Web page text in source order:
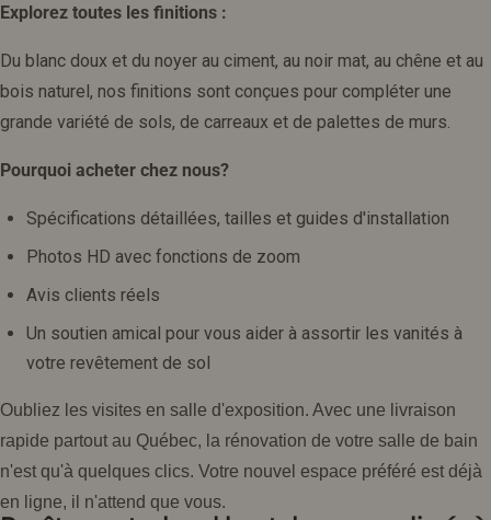
Explorez toutes les finitions :
Du blanc doux et du noyer au ciment, au noir mat, au chêne et au
bois naturel, nos finitions sont conçues pour compléter une
grande variété de sols, de carreaux et de palettes de murs.
Pourquoi acheter chez nous?
Spécifications détaillées, tailles et guides d'installation
Photos HD avec fonctions de zoom
Avis clients réels
Un soutien amical pour vous aider à assortir les vanités à
votre revêtement de sol
Oubliez les visites en salle d'exposition. Avec une livraison
rapide partout au Québec, la rénovation de votre salle de bain
n'est qu'à quelques clics. Votre nouvel espace préféré est déjà
en ligne, il n'attend que vous.